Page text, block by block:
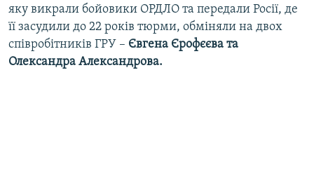
яку викрали бойовики ОРДЛО та передали Росії, де
її засудили до 22 років тюрми, обміняли на двох
співробітників ГРУ – Євгена Єрофєєва та
Олександра Александрова.